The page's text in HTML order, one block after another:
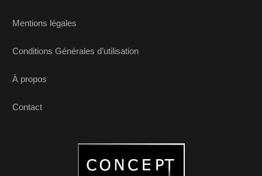
Mentions légales
Conditions Générales d’utilisation
À propos
Contact